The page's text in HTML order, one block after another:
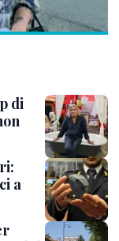
di
a